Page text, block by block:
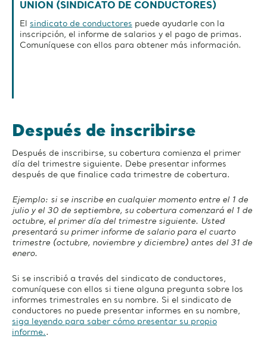
UNION (SINDICATO DE CONDUCTORES)
El sindicato de conductores puede ayudarle con la
inscripción, el informe de salarios y el pago de primas.
Comuníquese con ellos para obtener más información.
Después de inscribirse
Después de inscribirse, su cobertura comienza el primer
día del trimestre siguiente. Debe presentar informes
después de que finalice cada trimestre de cobertura.
Ejemplo: si se inscribe en cualquier momento entre el 1 de
julio y el 30 de septiembre, su cobertura comenzará el 1 de
octubre, el primer día del trimestre siguiente. Usted
presentará su primer informe de salario para el cuarto
trimestre (octubre, noviembre y diciembre) antes del 31 de
enero.
Si se inscribió a través del sindicato de conductores,
comuníquese con ellos si tiene alguna pregunta sobre los
informes trimestrales en su nombre. Si el sindicato de
conductores no puede presentar informes en su nombre,
siga leyendo para saber cómo presentar su propio
informe. .